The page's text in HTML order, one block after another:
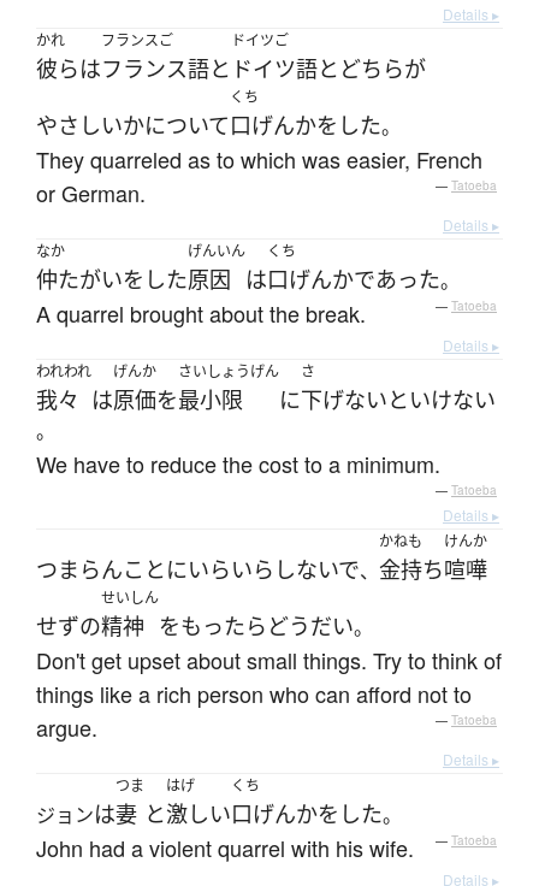
Details ▸
かれ
彼らは
フランスご
フランス語と
ドイツご
ドイツ語と どちらが
やさしいかについて
くち
口げんかを した。
They quarreled as to which was easier, French
or German.
— Tatoeba
Details ▸
なか
仲たがいを した
げんいん
原因 は
くち
口げんかであった。
A quarrel brought about the break. — Tatoeba
Details ▸
われわれ
我々 は
げんか
原価を
さいしょうげん
最小限 に
さ
下げないといけない
。
We have to reduce the cost to a minimum.
— Tatoeba
Details ▸
つまらんことにいらいら しないで、
かねも
金持ち
けんか
喧嘩
せずの
せいしん
精神 をもったら どうだい。
Don't get upset about small things. Try to think of
things like a rich person who can afford not to
argue.
— Tatoeba
Details ▸
ジョンは
つま
妻 と
はげ
激しい
くち
口げんかを した。
John had a violent quarrel with his wife. — Tatoeba
Details ▸